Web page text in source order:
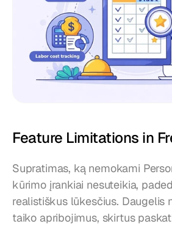
Feature Limitations in
Supratimas, ką nemokami
kūrimo įrankiai nesuteikia,
realistiškus lūkesčius. Daugelis
taiko apribojimus, skirtus